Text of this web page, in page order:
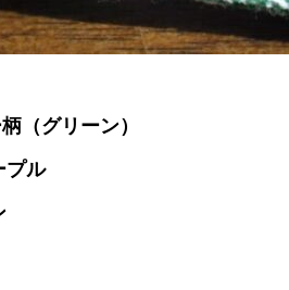
（グリーン）
ル